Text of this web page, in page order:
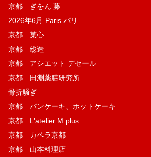
京都 ぎをん 藤
2026年6月 Paris パリ
京都 菓​心
京都 総造
京都 アシエット デセール
京都 田淵薬膳研究所
骨折騒ぎ
京都 パンケーキ、ホットケーキ
京都 L'atelier M plus
京都 カペラ京都
京都 山本料理店